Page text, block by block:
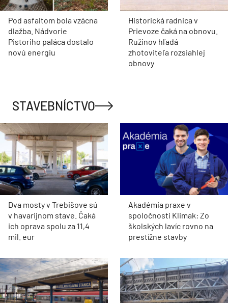
Pod asfaltom bola vzácna
dlažba. Nádvorie
Pistoriho paláca dostalo
novú energiu
Historická radnica v
Prievoze čaká na obnovu.
Ružinov hľadá
zhotoviteľa rozsiahlej
obnovy
STAVEBNÍCTVO
Dva mosty v Trebišove sú
v havarijnom stave. Čaká
ich oprava spolu za 11,4
mil. eur
Akadémia praxe v
spoločnosti Klimak: Zo
školských lavíc rovno na
prestížne stavby